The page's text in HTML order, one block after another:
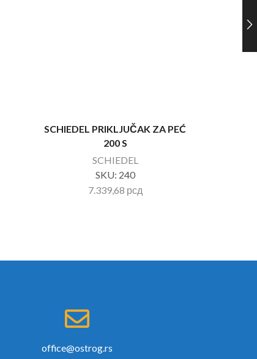
SCHIEDEL PRIKLJUČAK ZA PEĆ
200 S
SCHIEDEL
SKU: 240
7.339,68 рсд
office@ostrog.rs